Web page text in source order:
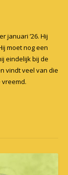
januari ’26. Hij
moet nog een
eindelijk bij de
vindt veel van die